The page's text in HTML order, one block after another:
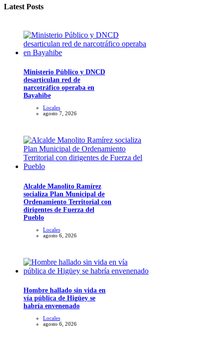
Latest Posts
Ministerio Público y DNCD
desarticulan red de
narcotráfico operaba en
Bayahibe
Locales
agosto 7, 2026
Alcalde Manolito Ramírez
socializa Plan Municipal de
Ordenamiento Territorial con
dirigentes de Fuerza del
Pueblo
Locales
agosto 6, 2026
Hombre hallado sin vida en
vía pública de Higüey se
habría envenenado
Locales
agosto 6, 2026